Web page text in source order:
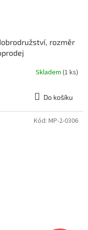
rozměr
Skladem (1 ks)
Do košíku
Kód: MP-2-0306